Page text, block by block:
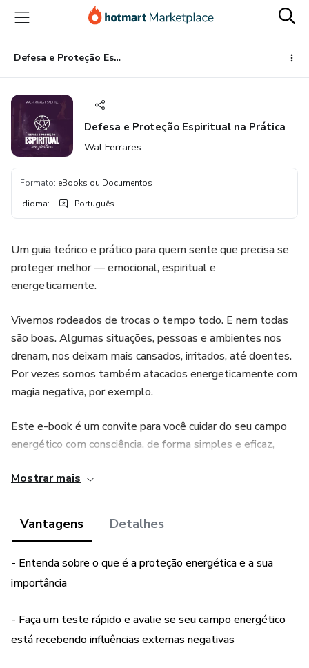
para
conteúdo
principal
para
pagamento
para
rodapé
Defesa e Proteção Espiritual na Prática
Defesa e Proteção Espiritual na Prática
Wal Ferrares
Formato: eBooks ou Documentos
Idioma: Português
Um guia teórico e prático para quem sente que precisa se
proteger melhor — emocional, espiritual e
energeticamente.
Vivemos rodeados de trocas o tempo todo. E nem todas
são boas. Algumas situações, pessoas e ambientes nos
drenam, nos deixam mais cansados, irritados, até doentes.
Por vezes somos também atacados energeticamente com
magia negativa, por exemplo.
Este e-book é um convite para você cuidar do seu campo
energético com consciência, de forma simples e eficaz,
- O que é proteção energética e por que ela importa
- Como identificar quando seu campo está vulnerável
e em situações específicas
Mostrar mais
Vantagens Detalhes
- Entenda sobre o que é a proteção energética e a sua
importância
- Faça um teste rápido e avalie se seu campo energético
está recebendo influências externas negativas